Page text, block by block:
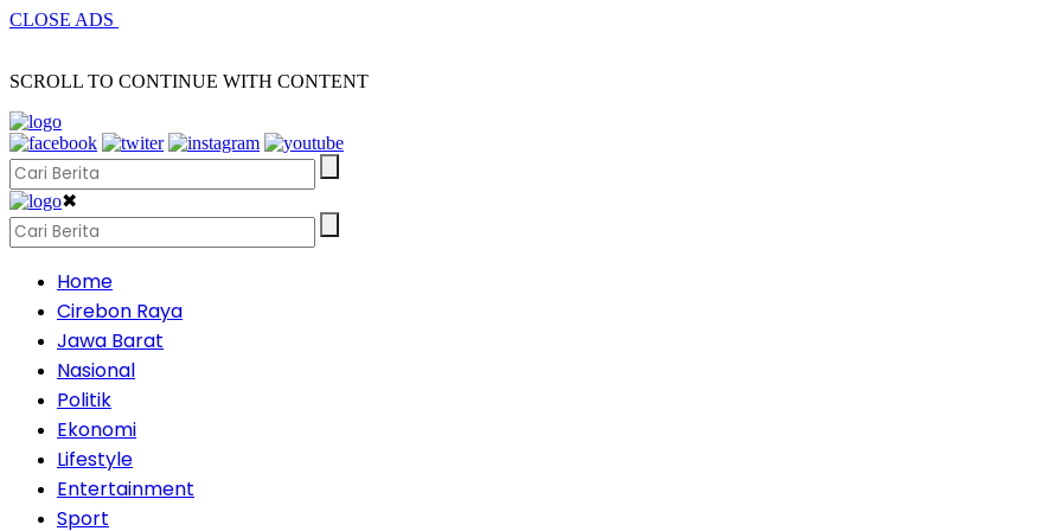
CLOSE ADS
SCROLL TO CONTINUE WITH CONTENT
✖
Home
Cirebon Raya
Jawa Barat
Nasional
Politik
Ekonomi
Lifestyle
Entertainment
Sport